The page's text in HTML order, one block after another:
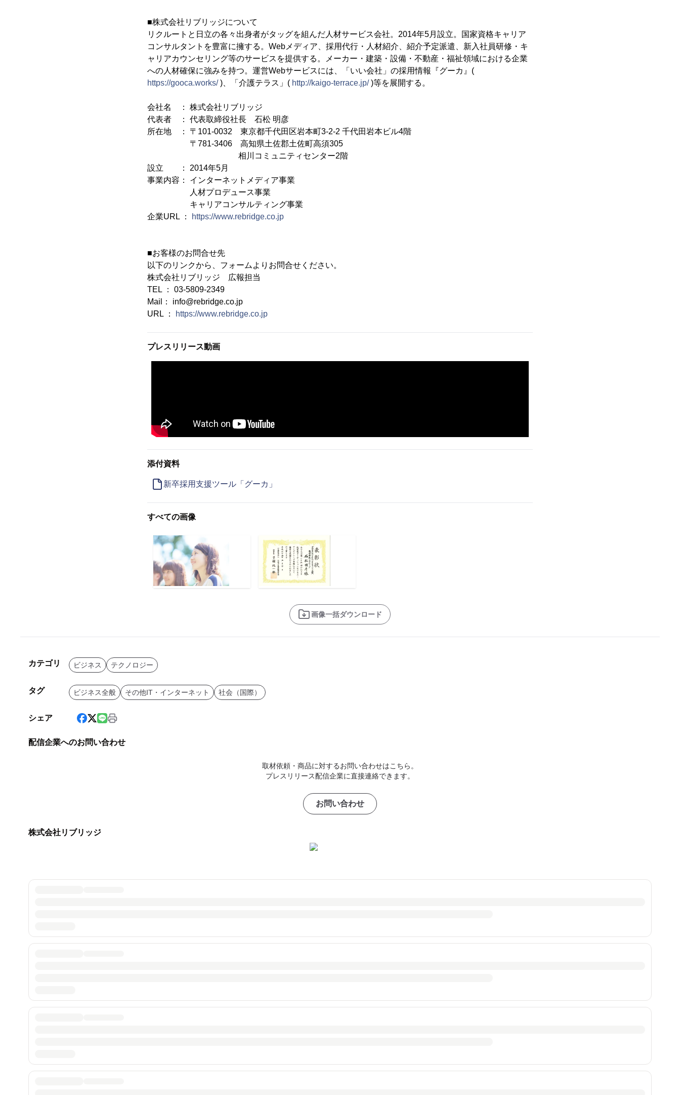
■株式会社リブリッジについて
リクルートと日立の各々出身者がタッグを組んだ人材サービス会社。2014年5月設立。国家資格キャリア
コンサルタントを豊富に擁する。Webメディア、採用代行・人材紹介、紹介予定派遣、新入社員研修・キ
ャリアカウンセリング等のサービスを提供する。メーカー・建築・設備・不動産・福祉領域における企業
への人材確保に強みを持つ。運営Webサービスには、「いい会社」の採用情報『グーカ』(
https://gooca.works/)、「介護テラス」( http://kaigo-terrace.jp/)等を展開する。
会社名 ： 株式会社リブリッジ
代表者 ： 代表取締役社長 石松 明彦
所在地 ： 〒101-0032 東京都千代田区岩本町3-2-2 千代田岩本ビル4階
〒781-3406 高知県土佐郡土佐町高須305
相川コミュニティセンター2階
設立 ： 2014年5月
事業内容： インターネットメディア事業
人材プロデュース事業
キャリアコンサルティング事業
企業URL ：
https://www.rebridge.co.jp
■お客様のお問合せ先
以下のリンクから、フォームよりお問合せください。
株式会社リブリッジ 広報担当
TEL ： 03-5809-2349
Mail： info@rebridge.co.jp
URL ：
https://www.rebridge.co.jp
プレスリリース動画
添付資料
新卒採用支援ツール「グーカ」
すべての画像
画像一括ダウンロード
カテゴリ ビジネス テクノロジー
タグ ビジネス全般 その他IT・インターネット 社会（国際）
シェア
配信企業へのお問い合わせ
取材依頼・商品に対するお問い合わせはこちら。
プレスリリース配信企業に直接連絡できます。
お問い合わせ
株式会社リブリッジ